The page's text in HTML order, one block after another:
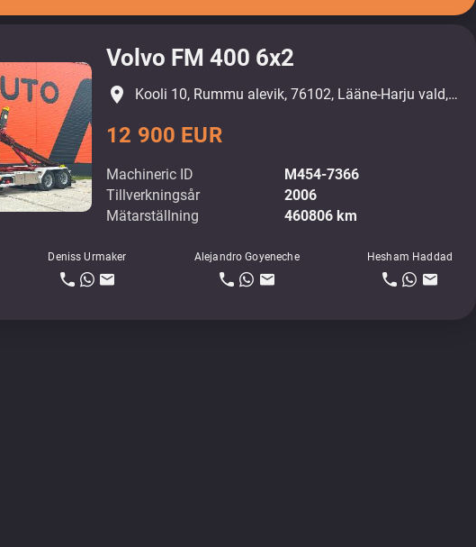
Volvo FM 400 6x2
Machineric ID
M454-7366
Tillverkningsår
2006
Mätarställning
460806 km
Deniss Urmaker Alejandro Goyeneche Hesham Haddad
12 900 EUR
place Kooli 10, Rummu alevik, 76102, Lääne-Harju vald, Harjumaa